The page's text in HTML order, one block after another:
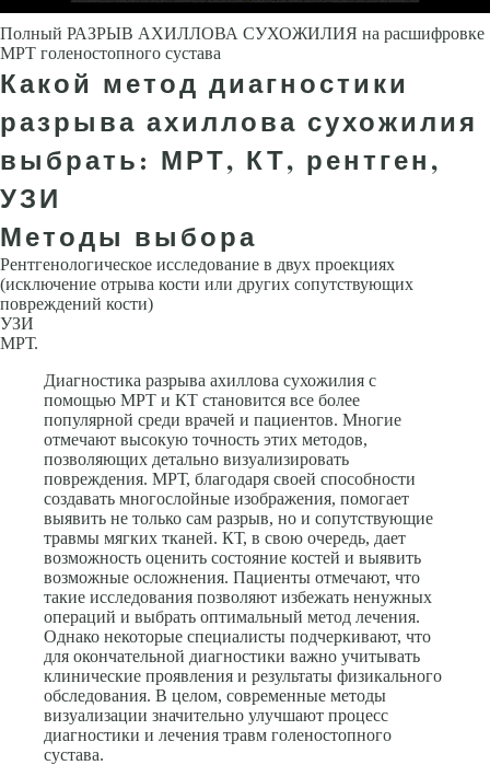
Полный РАЗРЫВ АХИЛЛОВА СУХОЖИЛИЯ на расшифровке
МРТ голеностопного сустава
Какой метод диагностики
разрыва ахиллова сухожилия
выбрать: МРТ, КТ, рентген,
УЗИ
Методы выбора
Рентгенологическое исследование в двух проекциях
(исключение отрыва кости или других сопутствующих
повреждений кости)
УЗИ
МРТ.
Диагностика разрыва ахиллова сухожилия с
помощью МРТ и КТ становится все более
популярной среди врачей и пациентов. Многие
отмечают высокую точность этих методов,
позволяющих детально визуализировать
повреждения. МРТ, благодаря своей способности
создавать многослойные изображения, помогает
выявить не только сам разрыв, но и сопутствующие
травмы мягких тканей. КТ, в свою очередь, дает
возможность оценить состояние костей и выявить
возможные осложнения. Пациенты отмечают, что
такие исследования позволяют избежать ненужных
операций и выбрать оптимальный метод лечения.
Однако некоторые специалисты подчеркивают, что
для окончательной диагностики важно учитывать
клинические проявления и результаты физикального
обследования. В целом, современные методы
визуализации значительно улучшают процесс
диагностики и лечения травм голеностопного
сустава.